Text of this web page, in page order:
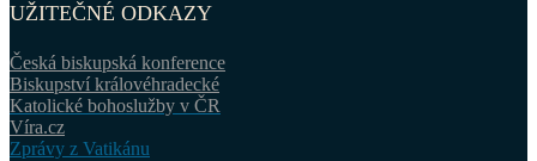
UŽITEČNÉ ODKAZY
Česká biskupská konference
Biskupství královéhradecké
Katolické bohoslužby v ČR
Víra.cz
Zprávy z Vatikánu